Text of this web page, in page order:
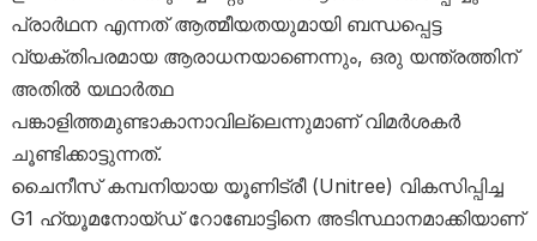
പ്രാർഥന എന്നത് ആത്മീയതയുമായി ബന്ധപ്പെട്ട
വ്യക്തിപരമായ ആരാധനയാണെന്നും, ഒരു യന്ത്രത്തിന്
അതിൽ യഥാർത്ഥ
പങ്കാളിത്തമുണ്ടാകാനാവില്ലെന്നുമാണ് വിമർശകർ
ചൂണ്ടിക്കാട്ടുന്നത്.
ചൈനീസ് കമ്പനിയായ യൂണിട്രീ (Unitree) വികസിപ്പിച്ച
G1 ഹ്യൂമനോയ്ഡ് റോബോട്ടിനെ അടിസ്ഥാനമാക്കിയാണ്